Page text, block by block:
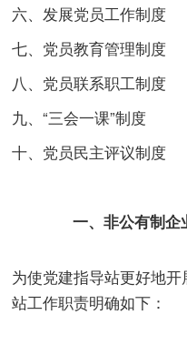
六、发展党员工作制度
七、党员教育管理制度
八、党员联系职工制度
九、“三会一课”制度
十、党员民主评议制度
一、非公有制企
为使党建指导站更好地
站工作职责明确如下：